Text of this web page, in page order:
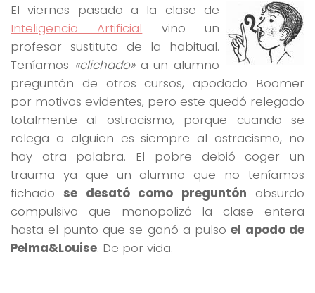
El viernes pasado a la clase de
Inteligencia Artificial vino un
profesor sustituto de la habitual.
Teníamos «clichado»a un alumno
preguntón de otros cursos, apodado Boomer
por motivos evidentes, pero este quedó relegado
totalmente al ostracismo, porque cuando se
relega a alguien es siempre al ostracismo, no
hay otra palabra. El pobre debió coger un
trauma ya que un alumno que no teníamos
fichado se desató como preguntón absurdo
compulsivo que monopolizó la clase entera
hasta el punto que se ganó a pulsoel apodo de
Pelma&Louise. De por vida.